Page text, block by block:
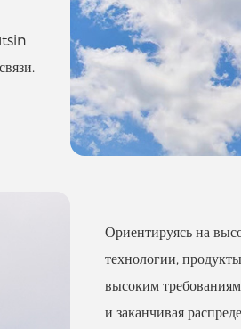
Ориентируясь на
технологии,
высоким
и заканчивая